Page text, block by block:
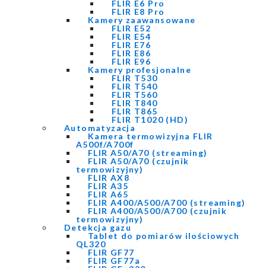
FLIR E6 Pro
FLIR E8 Pro
Kamery zaawansowane
FLIR E52
FLIR E54
FLIR E76
FLIR E86
FLIR E96
Kamery profesjonalne
FLIR T530
FLIR T540
FLIR T560
FLIR T840
FLIR T865
FLIR T1020 (HD)
Automatyzacja
Kamera termowizyjna FLIR
A500f/A700f
FLIR A50/A70 (streaming)
FLIR A50/A70 (czujnik
termowizyjny)
FLIR AX8
FLIR A35
FLIR A65
FLIR A400/A500/A700 (streaming)
FLIR A400/A500/A700 (czujnik
termowizyjny)
Detekcja gazu
Tablet do pomiarów ilościowych
QL320
FLIR GF77
FLIR GF77a